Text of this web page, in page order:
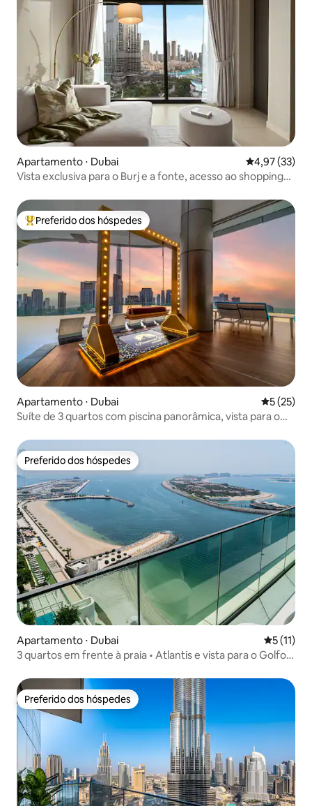
Apartamento ⋅ Dubai 4,97 de uma
4,97 (33)
Vista exclusiva para o Burj e a fonte, acesso ao shopping
Entre os melhores preferidos dos hóspedes
Preferido dos hóspedes
Apartamento ⋅ Dubai 5 de uma
5 (25)
Suíte de 3 quartos com piscina panorâmica, vista para o
Preferido dos hóspedes
Preferido dos hóspedes
Apartamento ⋅ Dubai 5 de uma
5 (11)
3 quartos em frente à praia • Atlantis e vista para o Golfo •
Preferido dos hóspedes
Preferido dos hóspedes